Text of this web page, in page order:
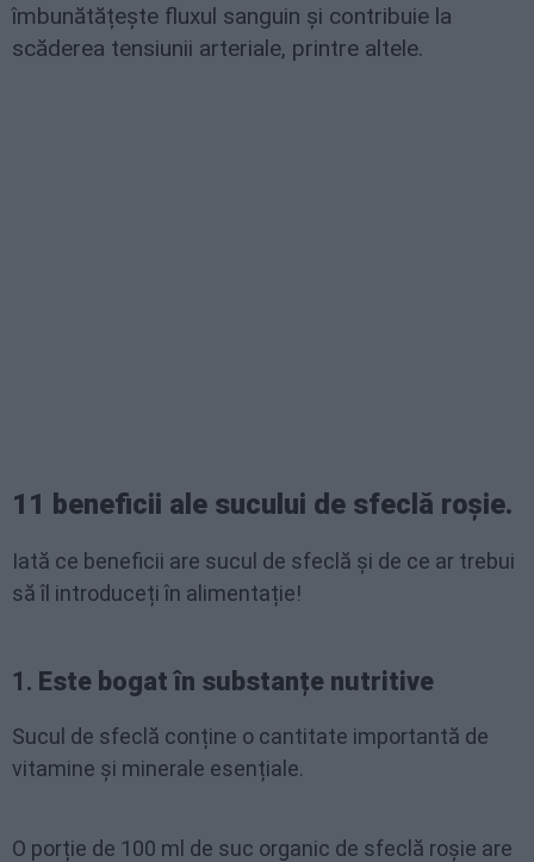
îmbunătățește fluxul sanguin și contribuie la
scăderea tensiunii arteriale, printre altele.
11 beneficii ale sucului de sfeclă roșie.
Iată ce beneficii are sucul de sfeclă și de ce ar trebui
să îl introduceți în alimentație!
1. Este bogat în substanțe nutritive
Sucul de sfeclă conține o cantitate importantă de
vitamine și minerale esențiale.
O porție de 100 ml de suc organic de sfeclă roșie are